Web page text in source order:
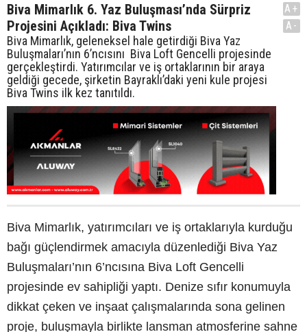
Biva Mimarlık 6. Yaz Buluşması’nda Sürpriz
Projesini Açıkladı: Biva Twins
Biva Mimarlık, geleneksel hale getirdiği Biva Yaz
Buluşmaları’nın 6’ncısını Biva Loft Gencelli projesinde
gerçekleştirdi. Yatırımcılar ve iş ortaklarının bir araya
geldiği gecede, şirketin Bayraklı’daki yeni kule projesi
Biva Twins ilk kez tanıtıldı.
A+
A-
Biva Mimarlık, yatırımcıları ve iş ortaklarıyla kurduğu
bağı güçlendirmek amacıyla düzenlediği Biva Yaz
Buluşmaları’nın 6’ncısına Biva Loft Gencelli
projesinde ev sahipliği yaptı. Denize sıfır konumuyla
dikkat çeken ve inşaat çalışmalarında sona gelinen
proje, buluşmayla birlikte lansman atmosferine sahne